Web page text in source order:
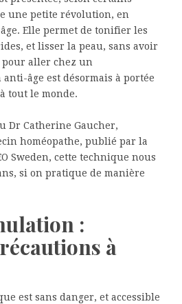
une petite révolution, en
Elle permet de tonifier les
et lisser la peau, sans avoir
pour aller chez un
âge est désormais à portée
tout le monde.
Dr Catherine Gaucher,
homéopathe, publié par la
Sweden, cette technique nous
si on pratique de manière
:
à
est sans danger, et accessible